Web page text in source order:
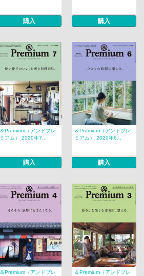
購入 購入
＆Premium（アンドプレ
ミアム） 2020年7...
購入
＆Premium（アンドプレ
ミアム） 2020年6...
購入
＆Premium（アンドプレ
＆Premium（アンドプレ